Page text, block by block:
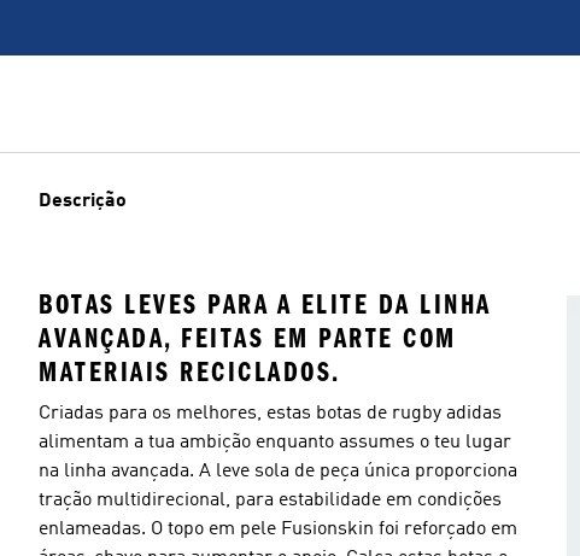
Descrição
BOTAS LEVES PARA A ELITE DA LINHA
AVANÇADA, FEITAS EM PARTE COM
MATERIAIS RECICLADOS.
Criadas para os melhores, estas botas de rugby adidas
alimentam a tua ambição enquanto assumes o teu lugar
na linha avançada. A leve sola de peça única proporciona
tração multidirecional, para estabilidade em condições
enlameadas. O topo em pele Fusionskin foi reforçado em